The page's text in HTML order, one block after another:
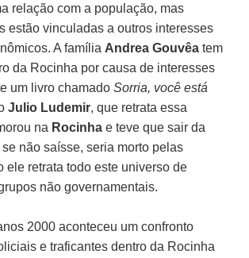
relação com a população, mas
estão vinculadas a outros interesses
A família Andrea Gouvêatem
da Rocinha por causa de interesses
um livro chamadoSorria, você está
Julio Ludemir, que retrata essa
na Rocinhae teve que sair da
não saísse, seria morto pelas
ele retrata todo este universo de
não governamentais.
2000 aconteceu um confronto
e traficantes dentro da Rocinha